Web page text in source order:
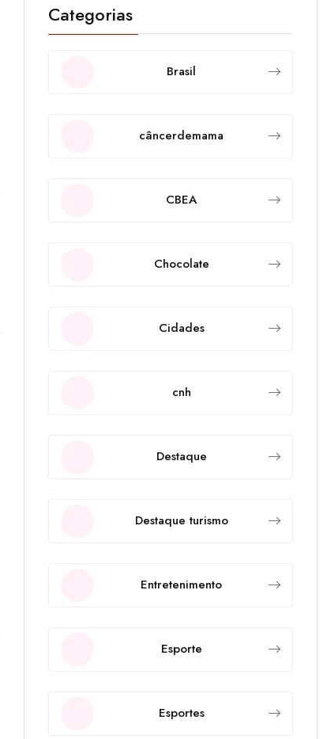
Categorias
Brasil
câncerdemama
CBEA
Chocolate
Cidades
cnh
Destaque
Destaque turismo
Entretenimento
Esporte
Esportes